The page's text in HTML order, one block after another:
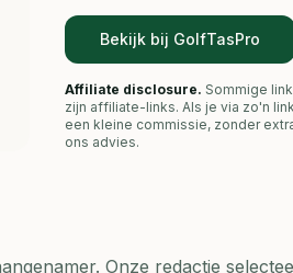
Bekijk bij GolfTasPro
Affiliate disclosure. Sommige
zijn affiliate-links. Als je via zo'n
een kleine commissie, zonder
ons advies.
Onze redactie